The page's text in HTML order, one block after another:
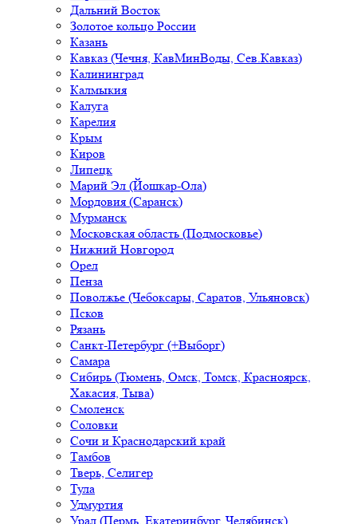
Дальний Восток
Золотое кольцо России
Казань
Кавказ (Чечня, КавМинВоды, Сев.Кавказ)
Калининград
Калмыкия
Калуга
Карелия
Крым
Киров
Липецк
Марий Эл (Йошкар-Ола)
Мордовия (Саранск)
Мурманск
Московская область (Подмосковье)
Нижний Новгород
Орел
Пенза
Поволжье (Чебоксары, Саратов, Ульяновск)
Псков
Рязань
Санкт-Петербург (+Выборг)
Самара
Сибирь (Тюмень, Омск, Томск, Красноярск,
Хакасия, Тыва)
Смоленск
Соловки
Сочи и Краснодарский край
Тамбов
Тверь, Селигер
Тула
Удмуртия
Урал (Пермь, Екатеринбург, Челябинск)